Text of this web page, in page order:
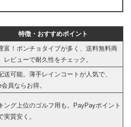
特徴・おすすめポイント
富！ポンチョタイプが多く、送料無料商
レビューで耐久性をチェック。
送可能。薄手レインコートが人気で、
員ならお得。
ング上位のゴルフ用も。PayPayポイント
実質安く。